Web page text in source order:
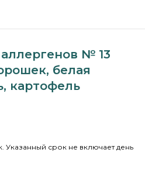
№ 13
белая
картофель
Указанный срок не включает день